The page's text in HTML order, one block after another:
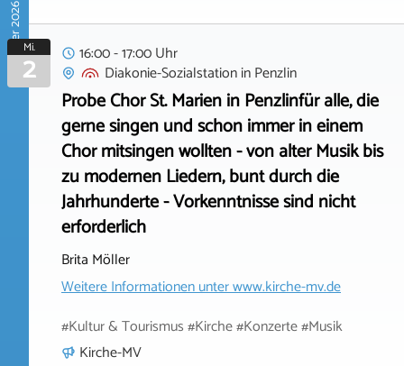
September 2026Mi.
2
16:00 - 17:00 Uhr
Diakonie-SozialstationinPenzlin
Probe Chor St. Marien in Penzlinfür alle, die
gerne singen und schon immer in einem
Chor mitsingen wollten - von alter Musik bis
zu modernen Liedern, bunt durch die
Jahrhunderte - Vorkenntnisse sind nicht
erforderlich
Brita Möller
Weitere Informationen unterwww.kirche-mv.de
#Kultur & Tourismus #Kirche #Konzerte #Musik
Kirche-MV